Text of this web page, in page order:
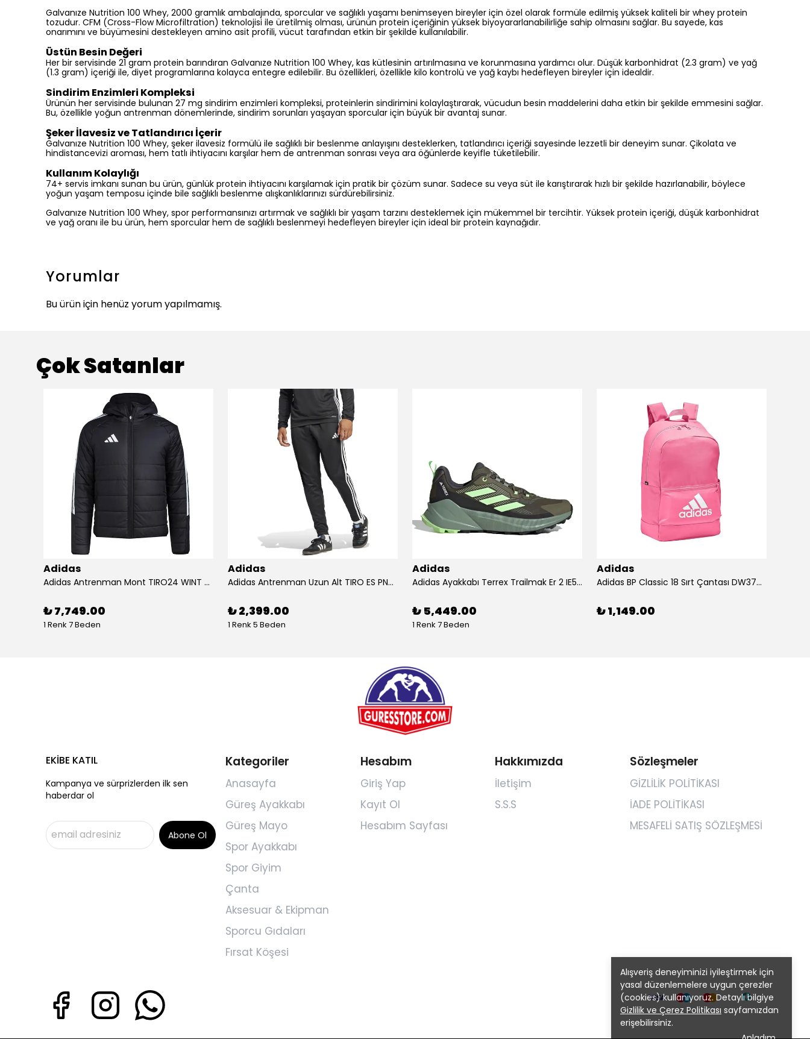
Alışveriş deneyiminizi iyileştirmek için
yasal düzenlemelere uygun çerezler
(cookies) kullanıyoruz. Detaylı bilgiye
Gizlilik ve Çerez Politikası sayfamızdan
erişebilirsiniz.
Galvanıze Nutrition 100 Whey, 2000 gramlık ambalajında, sporcular ve sağlıklı yaşamı benimseyen bireyler için özel olarak formüle edilmiş yüksek kaliteli bir whey protein
tozudur. CFM (Cross-Flow Microfiltration) teknolojisi ile üretilmiş olması, ürünün protein içeriğinin yüksek biyoyararlanabilirliğe sahip olmasını sağlar. Bu sayede, kas
onarımını ve büyümesini destekleyen amino asit profili, vücut tarafından etkin bir şekilde kullanılabilir.
Üstün Besin Değeri
Her bir servisinde 21 gram protein barındıran Galvanıze Nutrition 100 Whey, kas kütlesinin artırılmasına ve korunmasına yardımcı olur. Düşük karbonhidrat (2.3 gram) ve yağ
(1.3 gram) içeriği ile, diyet programlarına kolayca entegre edilebilir. Bu özellikleri, özellikle kilo kontrolü ve yağ kaybı hedefleyen bireyler için idealdir.
Sindirim Enzimleri Kompleksi
Ürünün her servisinde bulunan 27 mg sindirim enzimleri kompleksi, proteinlerin sindirimini kolaylaştırarak, vücudun besin maddelerini daha etkin bir şekilde emmesini sağlar.
Bu, özellikle yoğun antrenman dönemlerinde, sindirim sorunları yaşayan sporcular için büyük bir avantaj sunar.
Şeker İlavesiz ve Tatlandırıcı İçerir
Galvanıze Nutrition 100 Whey, şeker ilavesiz formülü ile sağlıklı bir beslenme anlayışını desteklerken, tatlandırıcı içeriği sayesinde lezzetli bir deneyim sunar. Çikolata ve
hindistancevizi aroması, hem tatlı ihtiyacını karşılar hem de antrenman sonrası veya ara öğünlerde keyifle tüketilebilir.
Kullanım Kolaylığı
74+ servis imkanı sunan bu ürün, günlük protein ihtiyacını karşılamak için pratik bir çözüm sunar. Sadece su veya süt ile karıştırarak hızlı bir şekilde hazırlanabilir, böylece
yoğun yaşam temposu içinde bile sağlıklı beslenme alışkanlıklarınızı sürdürebilirsiniz.
Galvanıze Nutrition 100 Whey, spor performansınızı artırmak ve sağlıklı bir yaşam tarzını desteklemek için mükemmel bir tercihtir. Yüksek protein içeriği, düşük karbonhidrat
ve yağ oranı ile bu ürün, hem sporcular hem de sağlıklı beslenmeyi hedefleyen bireyler için ideal bir protein kaynağıdır.
Yorumlar
Bu ürün için henüz yorum yapılmamış.
Çok Satanlar
Adidas
Adidas Antrenman Mont TIRO24 WINT JKT IJ7388
₺ 7,749.00
1 Renk 7 Beden
Adidas
Adidas Antrenman Uzun Alt TIRO ES PNT JD0442
₺ 2,399.00
1 Renk 5 Beden
Adidas
Adidas Ayakkabı Terrex Trailmak Er 2 IE5146
₺ 5,449.00
1 Renk 7 Beden
Adidas
Adidas BP Classic 18 Sırt Çantası DW3709
₺ 1,149.00
Kategoriler
Anasayfa
Güreş Ayakkabı
Güreş Mayo
Spor Ayakkabı
Spor Giyim
Çanta
Aksesuar & Ekipman
Sporcu Gıdaları
Fırsat Köşesi
Hesabım
Giriş Yap
Kayıt Ol
Hesabım Sayfası
Hakkımızda
İletişim
S.S.S
Sözleşmeler
GİZLİLİK POLİTİKASI
İADE POLİTİKASI
MESAFELİ SATIŞ SÖZLEŞMESİ
EKİBE KATIL
Kampanya ve sürprizlerden ilk sen
haberdar ol
Abone Ol